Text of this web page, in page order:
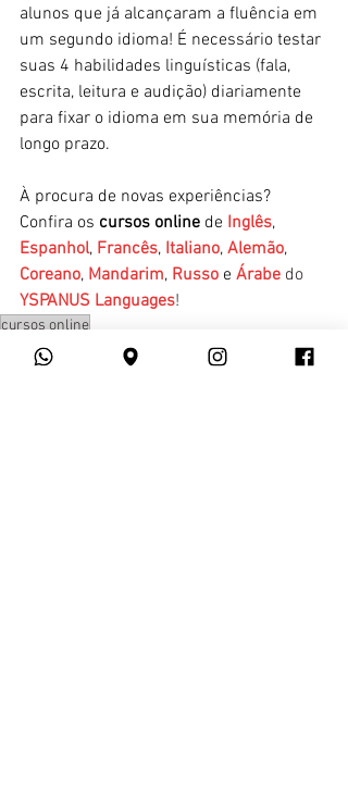
alunos que já alcançaram a fluência em
um segundo idioma! É necessário testar
suas 4 habilidades linguísticas (fala,
escrita, leitura e audição) diariamente
para fixar o idioma em sua memória de
longo prazo.
À procura de novas experiências?
Confira os cursos online de Inglês,
Espanhol, Francês, Italiano, Alemão,
Coreano, Mandarim, Russo e Árabe do
YSPANUS Languages!
cursos online